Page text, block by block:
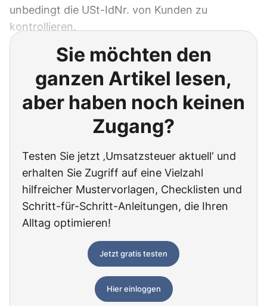
unbedingt die USt-IdNr. von Kunden zu
kontrollieren.
Sie möchten den
ganzen Artikel lesen,
aber haben noch keinen
Zugang?
Testen Sie jetzt ‚Umsatzsteuer aktuell‘ und
erhalten Sie Zugriff auf eine Vielzahl
hilfreicher Mustervorlagen, Checklisten und
Schritt-für-Schritt-Anleitungen, die Ihren
Alltag optimieren!
Jetzt gratis testen
Hier einloggen